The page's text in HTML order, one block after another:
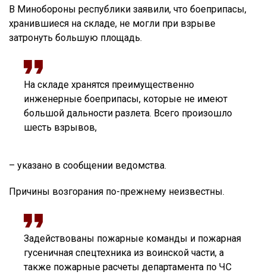
В Минобороны республики заявили, что боеприпасы,
хранившиеся на складе, не могли при взрыве
затронуть большую площадь.
На складе хранятся преимущественно
инженерные боеприпасы, которые не имеют
большой дальности разлета. Всего произошло
шесть взрывов,
– указано в сообщении ведомства.
Причины возгорания по-прежнему неизвестны.
Задействованы пожарные команды и пожарная
гусеничная спецтехника из воинской части, а
также пожарные расчеты департамента по ЧС